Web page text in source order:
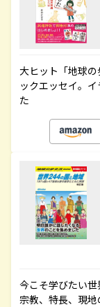
大ヒット「地球
ックエッセイ。
た
今こそ学びたい世
宗教、特長、現地